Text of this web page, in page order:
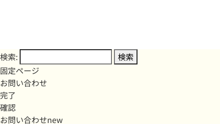
検索:
固定ページ
お問い合わせ
完了
確認
お問い合わせnew